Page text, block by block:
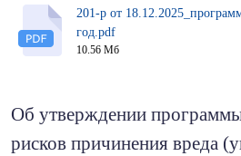
201-р от
год.pdf
10.56 Мб
Об утверждении
рисков причинения вреда